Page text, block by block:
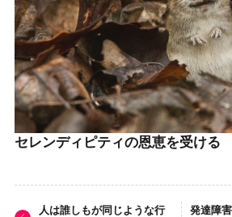
セレンディピティの恩恵を受ける
人は誰しもが同じような行
発達障